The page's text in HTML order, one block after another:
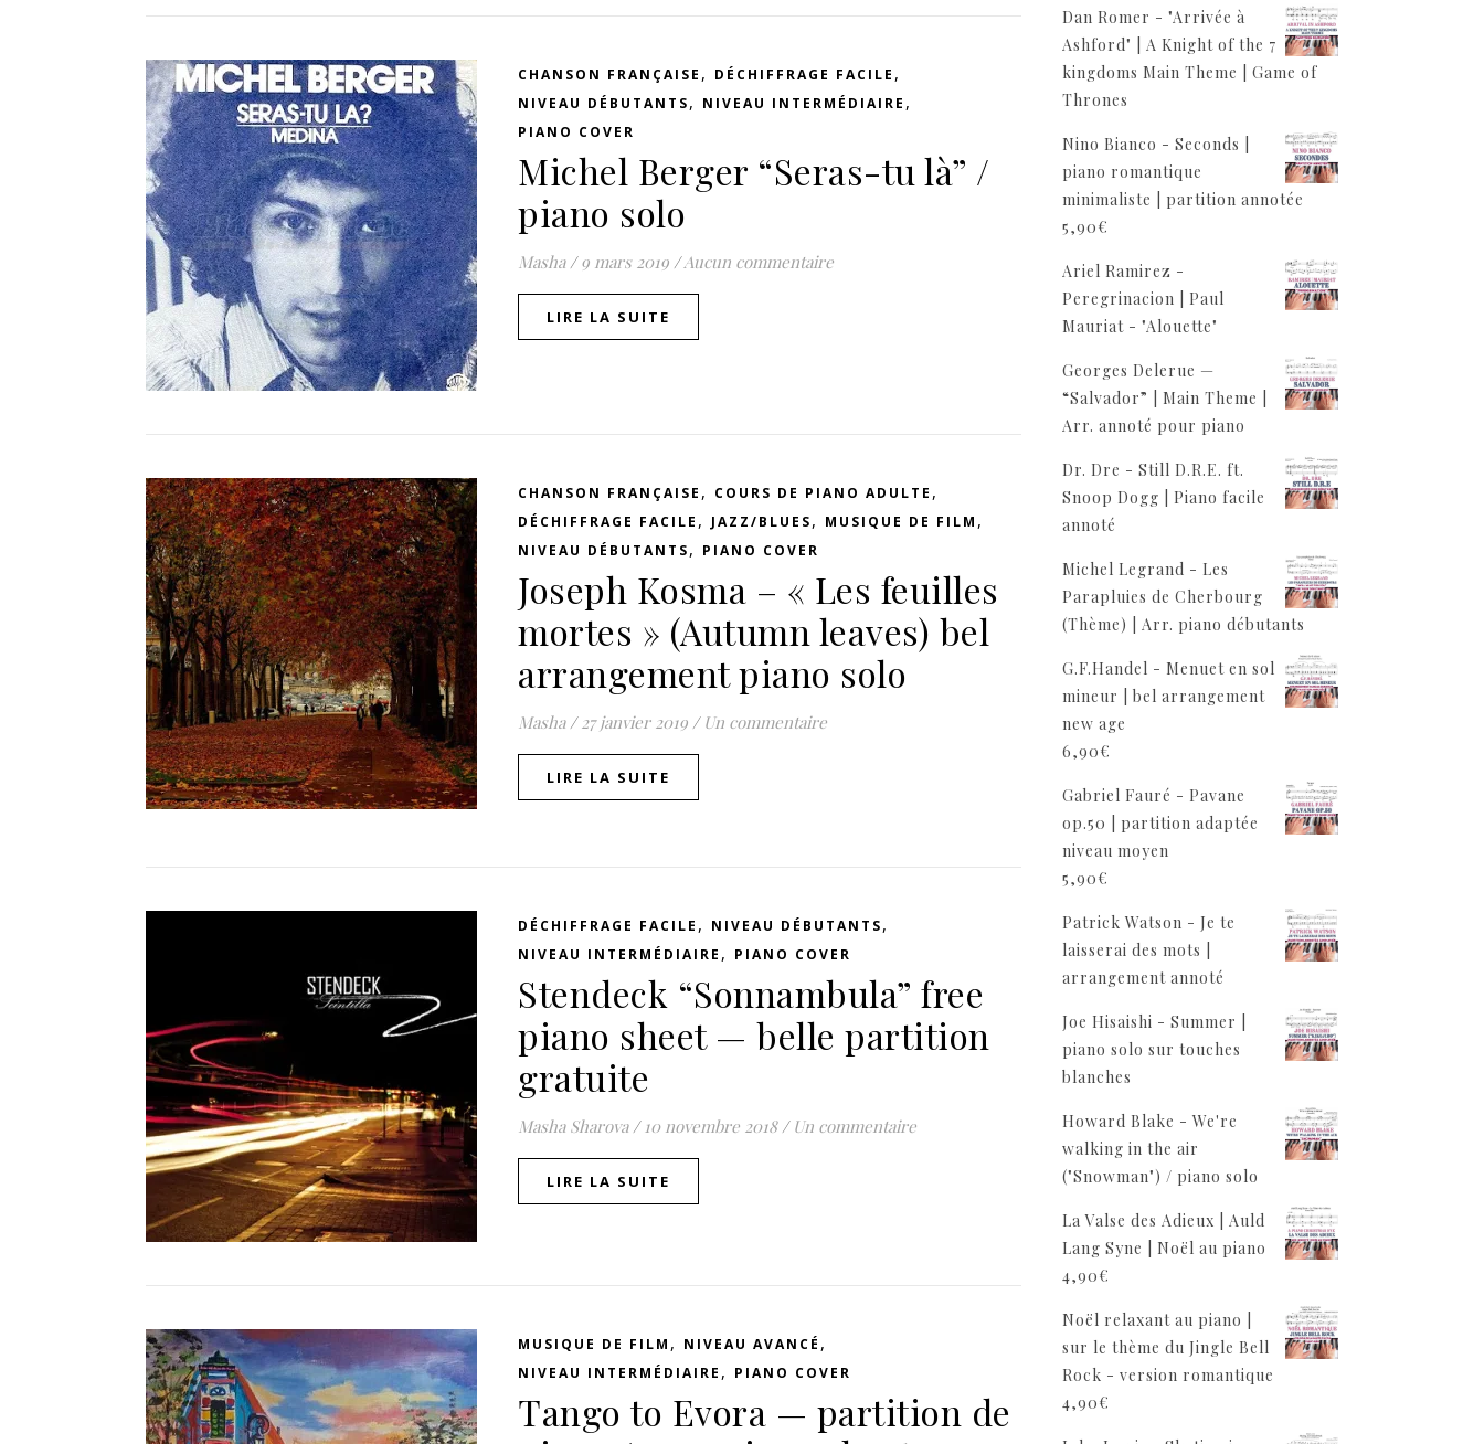
CHANSON FRANÇAISE , DÉCHIFFRAGE FACILE ,
NIVEAU DÉBUTANTS, NIVEAU INTERMÉDIAIRE ,
PIANO COVER
Michel Berger “Seras-tu là” /
piano solo
Masha / 9 mars 2019 /Aucun commentaire
LIRE LA SUITE
CHANSON FRANÇAISE , COURS DE PIANO ADULTE ,
DÉCHIFFRAGE FACILE , JAZZ/BLUES, MUSIQUE DE FILM ,
NIVEAU DÉBUTANTS, PIANO COVER
Joseph Kosma – « Les feuilles
mortes » (Autumn leaves) bel
arrangement piano solo
Masha / 27 janvier 2019 / Un commentaire
LIRE LA SUITE
DÉCHIFFRAGE FACILE , NIVEAU DÉBUTANTS,
NIVEAU INTERMÉDIAIRE , PIANO COVER
Stendeck “Sonnambula” free
piano sheet — belle partition
gratuite
Masha Sharova / 10 novembre 2018 / Un commentaire
LIRE LA SUITE
MUSIQUE DE FILM , NIVEAU AVANCÉ ,
NIVEAU INTERMÉDIAIRE , PIANO COVER
Tango to Evora — partition de
Dan Romer - "Arrivée à
Ashford" | A Knight of the 7
kingdoms Main Theme | Game of
Thrones
Nino Bianco - Seconds |
piano romantique
minimaliste | partition annotée
5,90€
Ariel Ramirez -
Peregrinacion | Paul
Mauriat - "Alouette"
Georges Delerue —
“Salvador” | Main Theme |
Arr. annoté pour piano
Dr. Dre - Still D.R.E. ft.
Snoop Dogg | Piano facile
annoté
Michel Legrand - Les
Parapluies de Cherbourg
(Thème) | Arr. piano débutants
G.F.Handel - Menuet en sol
mineur | bel arrangement
new age
6,90€
Gabriel Fauré - Pavane
op.50 | partition adaptée
niveau moyen
5,90€
Patrick Watson - Je te
laisserai des mots |
arrangement annoté
Joe Hisaishi - Summer |
piano solo sur touches
blanches
Howard Blake - We're
walking in the air
("Snowman") / piano solo
La Valse des Adieux | Auld
Lang Syne | Noël au piano
4,90€
Noël relaxant au piano |
sur le thème du Jingle Bell
Rock - version romantique
4,90€